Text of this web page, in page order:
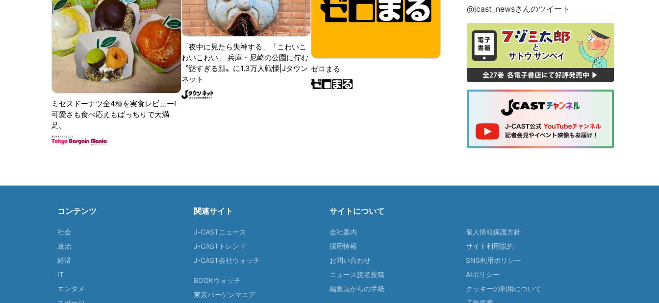
ミセスドーナツ全4種を実食レビュー!
可愛さも食べ応えもばっちりで大満
足。
「夜中に見たら失神する」「こわいこ
わいこわい」 兵庫・尼崎の公園に佇む
〝謎すぎる顔〟に1.3万人戦慄|Jタウン
ネット
ゼロまる
@jcast_newsさんのツイート
コンテンツ
社会
政治
経済
IT
エンタメ
関連サイト
J-CASTニュース
J-CASTトレンド
J-CAST会社ウォッチ
BOOKウォッチ
東京バーゲンマニア
サイトについて
会社案内
採用情報
お問い合わせ
ニュース読者投稿
編集長からの手紙
個人情報保護方針
サイト利用規約
SNS利用ポリシー
AIポリシー
クッキーの利用について